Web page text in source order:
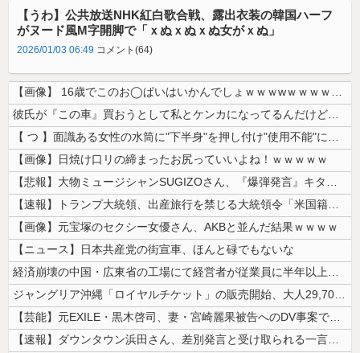
【うわ】公共放送NHK紅白歌合戦、露出衣装の韓国ハーフ
がヌード風M字開脚で「ｘぬｘぬｘぬ女がｘぬ」
2026/01/03 06:49 コメント(64)
【画像】 16歳でこのお◯ぱいはいかんでしょｗｗｗwｗｗｗｗｗｗｗｗ❤
彼氏が『この車』買おうとして私とケンカになってるんだけどｗｗｗｗｗｗ
【 つ 】面識ある女性の水筒に"下半身"を押し付け"使用不能"にした疑...
【画像】日焼け口リの締まったお尻っていいよね！ｗｗｗｗｗ
【悲報】大物ミュージシャンSUGIZOさん、『爆弾発言』キタァアアアア...
【速報】トランプ大統領、出産旅行を禁じる大統領令「米国籍取得を目的とし...
【画像】元宝塚のセクシー女優さん、AKBと並んだ結果ｗｗｗｗ
【ニュース】日本共産党の街宣車、ほんと碌でもないな
経済崩壊の中国・広東省の工場にて経営者が従業員に半年以上給料未払いした...
ジャングリア沖縄「ロイヤルチケット」の販売開始、大人29,700円にｗ...
【芸能】元EXILE・黒木啓司、妻・宮崎麗果被告へのDV事案で逮捕され...
【速報】ダウンタウン浜田さん、差別発言と受け取られる一言で炎上ｗｗｗｗ...